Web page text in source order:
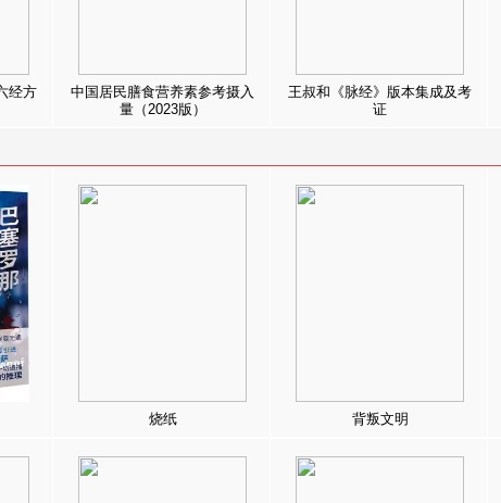
经方
中国居民膳食营养素参考摄入
量（2023版）
王叔和《脉经》版本集成及考
证
烧纸 背叛文明